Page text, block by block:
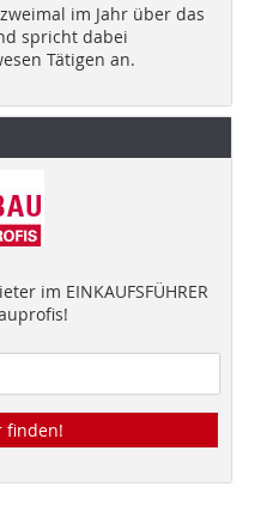
im Jahr über das
spricht dabei
Tätigen an.
im EINKAUFSFÜHRER
finden!